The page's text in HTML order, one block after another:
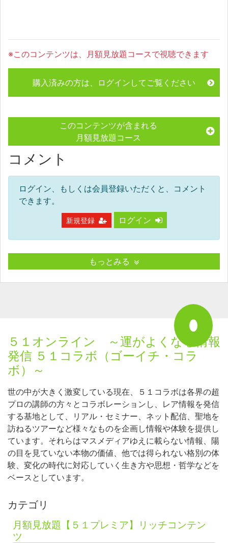
※このコンテンツは、月額見放題コースで視聴できます
購入済みの方は、ログインしてご覧ください
このコンテンツが含まれる
月額見放題コース
コメント
ログイン、もしくは会員登録いただくと、コメント
できます。
新規登録 ログイン
もっとみる
５１オンライン ～運がよくなる情報
発信 ５１コラボ（ゴーイチ・コラ
ボ）～
世の中が大きく激変している現在、５１コラボは各界の超
プロの講師の方々とコラボレーションし、レア情報を発信
する基地として、リアル・セミナー、ネット配信、聖地を
訪ねるツアーなど様々なものを企画し情報や体験を提供し
ています。それらはマスメディアゆえに載らない情報、陽
の目を見ていない本物の価値、他では得られない格別の体
験、変化の時代に対応していく生き方や思想・哲学などを
ベースとしています。
カテゴリ
月額見放題【５１プレミア】リッチコンテン
ツ